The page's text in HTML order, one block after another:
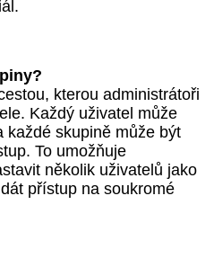
kterou administrátoři
Každý uživatel může
každé skupině může být
To umožňuje
několik uživatelů jako
přístup na soukromé